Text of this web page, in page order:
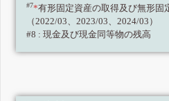
#7*有形固定資産の取得及び無形固
（2022/03、2023/03、2024/03）
#8 : 現金及び現金同等物の残高